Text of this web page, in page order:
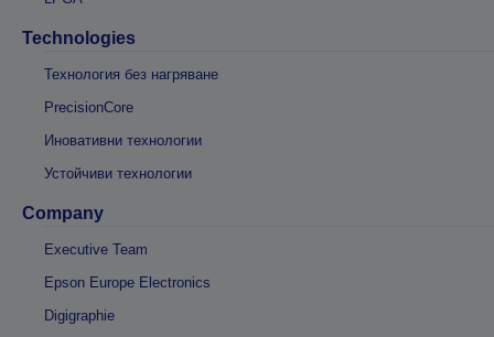
Technologies
Технология без нагряване
PrecisionCore
Иновативни технологии
Устойчиви технологии
Company
Executive Team
Epson Europe Electronics
Digigraphie